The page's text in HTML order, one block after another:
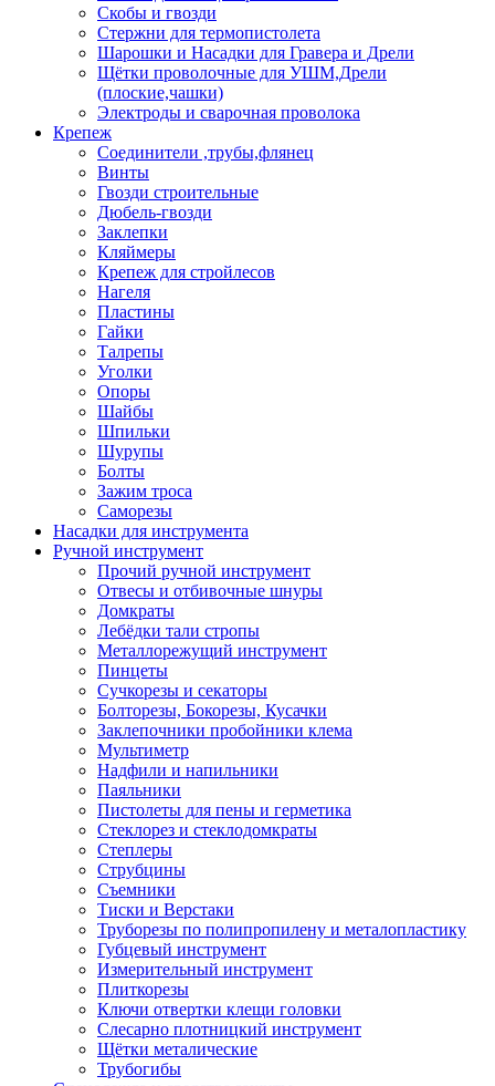
Скобы и гвозди
Стержни для термопистолета
Шарошки и Насадки для Гравера и Дрели
Щётки проволочные для УШМ,Дрели
(плоские,чашки)
Электроды и сварочная проволока
Крепеж
Соединители ,трубы,флянец
Винты
Гвозди строительные
Дюбель-гвозди
Заклепки
Кляймеры
Крепеж для стройлесов
Нагеля
Пластины
Гайки
Талрепы
Уголки
Опоры
Шайбы
Шпильки
Шурупы
Болты
Зажим троса
Саморезы
Насадки для инструмента
Ручной инструмент
Прочий ручной инструмент
Отвесы и отбивочные шнуры
Домкраты
Лебёдки тали стропы
Металлорежущий инструмент
Пинцеты
Сучкорезы и секаторы
Болторезы, Бокорезы, Кусачки
Заклепочники пробойники клема
Мультиметр
Надфили и напильники
Паяльники
Пистолеты для пены и герметика
Стеклорез и стеклодомкраты
Степлеры
Струбцины
Съемники
Тиски и Верстаки
Труборезы по полипропилену и металопластику
Губцевый инструмент
Измерительный инструмент
Плиткорезы
Ключи отвертки клещи головки
Слесарно плотницкий инструмент
Щётки металические
Трубогибы